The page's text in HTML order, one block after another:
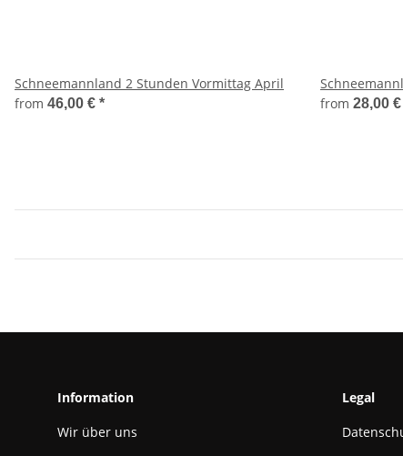
Schneemannland 2 Stunden Vormittag April
from 46,00 € *
from 28,00 €
Information
Wir über uns
Legal